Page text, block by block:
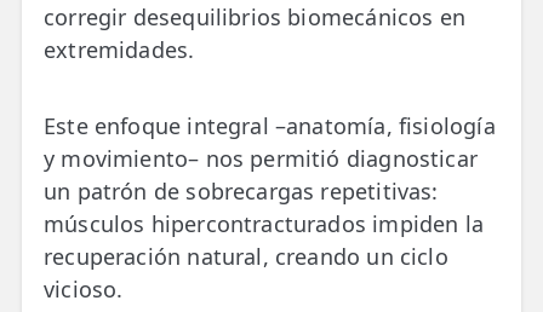
corregir desequilibrios biomecánicos en
extremidades.
Este enfoque integral –anatomía, fisiología
y movimiento– nos permitió diagnosticar
un patrón de sobrecargas repetitivas:
músculos hipercontracturados impiden la
recuperación natural, creando un ciclo
vicioso.